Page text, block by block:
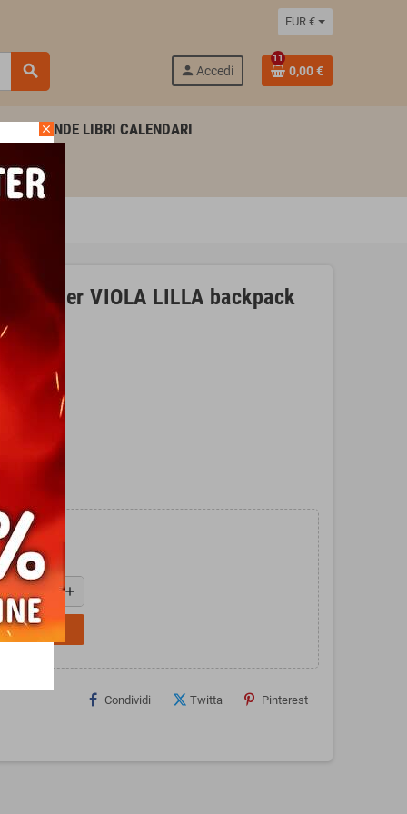
EUR €
search person Accedi
11
0,00 €
AGENDE LIBRI CALENDARI
glitter VIOLA LILLA backpack
add
Condividi Twitta Pinterest
close